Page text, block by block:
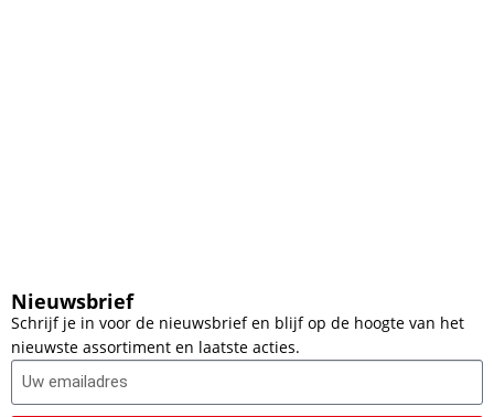
Nieuwsbrief
Schrijf je in voor de nieuwsbrief en blijf op de hoogte van het
nieuwste assortiment en laatste acties.